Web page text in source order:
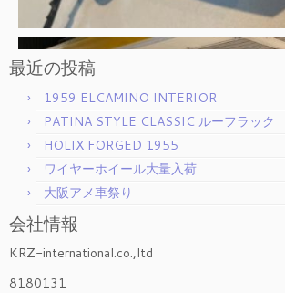
最近の投稿
1959 ELCAMINO INTERIOR
PATINA STYLE CLASSIC ルーフラッ
HOLIX FORGED 1955
ワイヤーホイール大量入荷
大阪アメ車祭り
会社情報
KRZ-international.co.,ltd
8180131